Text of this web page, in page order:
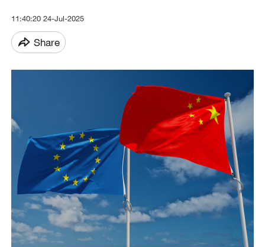
11:40:20 24-Jul-2025
Share